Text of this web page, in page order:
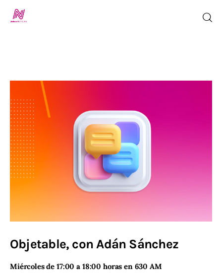
TV en Vivo
Jalisco Noticias
Programación
Jalisco RADIO / En Vivo
Nosotros
Contacto
Objetable, con Adán Sánchez
Miércoles de 17:00 a 18:00 horas en 630 AM